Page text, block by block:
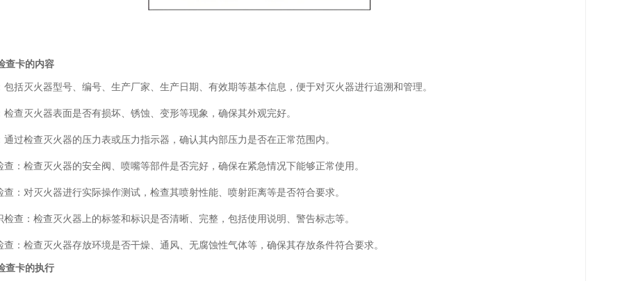
查卡的内容
包括灭火器型号、编号、生产厂家、生产日期、有效期等基本信息，便于对灭火器进行追溯和管理。
查灭火器表面是否有损坏、锈蚀、变形等现象，确保其外观完好。
过检查灭火器的压力表或压力指示器，确认其内部压力是否在正常范围内。
：检查灭火器的安全阀、喷嘴等部件是否完好，确保在紧急情况下能够正常使用。
：对灭火器进行实际操作测试，检查其喷射性能、喷射距离等是否符合要求。
查：检查灭火器上的标签和标识是否清晰、完整，包括使用说明、警告标志等。
：检查灭火器存放环境是否干燥、通风、无腐蚀性气体等，确保其存放条件符合要求。
查卡的执行